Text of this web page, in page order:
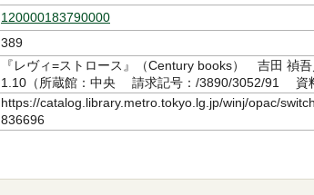
120000183790000
389
『レヴィ=ストロース』（Century books） 吉田
1.10（所蔵館：中央 請求記号：/3890/3052/91 資
https://catalog.library.metro.tokyo.lg.jp/winj/opac/
836696